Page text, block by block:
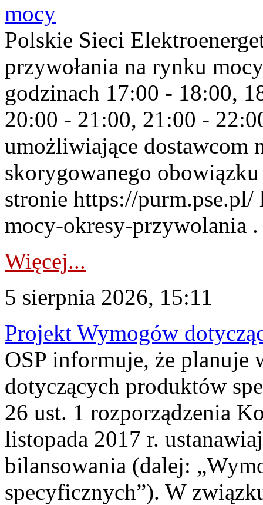
mocy
Polskie Sieci
przywołania na rynku
godzinach 17:00 - 18:00,
20:00 - 21:00, 21:00 -
umożliwiające dostawcom
skorygowanego
stronie https://
mocy-okresy-przywolania
Więcej...
5 sierpnia 2026, 15:11
Projekt Wymogów
OSP informuje, że planuje
dotyczących produktów
26 ust. 1 rozporządzenia
listopada 2017 r.
bilansowania (dalej:
specyficznych”). W